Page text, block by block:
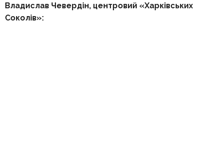
Владислав Чевердін, центровий «Харківських
Соколів»: